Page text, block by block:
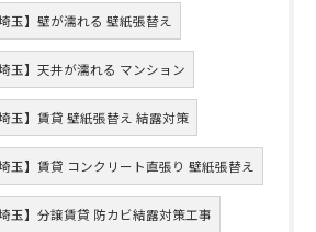
埼玉】壁が濡れる 壁紙張替え
埼玉】天井が濡れる マンション
埼玉】賃貸 壁紙張替え 結露対策
埼玉】賃貸 コンクリート直張り 壁紙張替え
埼玉】分譲賃貸 防カビ結露対策工事